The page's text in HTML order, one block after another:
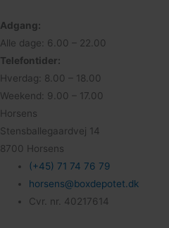
Adgang:
Alle dage: 6.00 – 22.00
Telefontider:
Hverdag: 8.00 – 18.00
Weekend: 9.00 – 17.00
Horsens
Stensballegaardvej 14
8700 Horsens
(+45) 71 74 76 79
horsens@boxdepotet.dk
Cvr. nr. 40217614